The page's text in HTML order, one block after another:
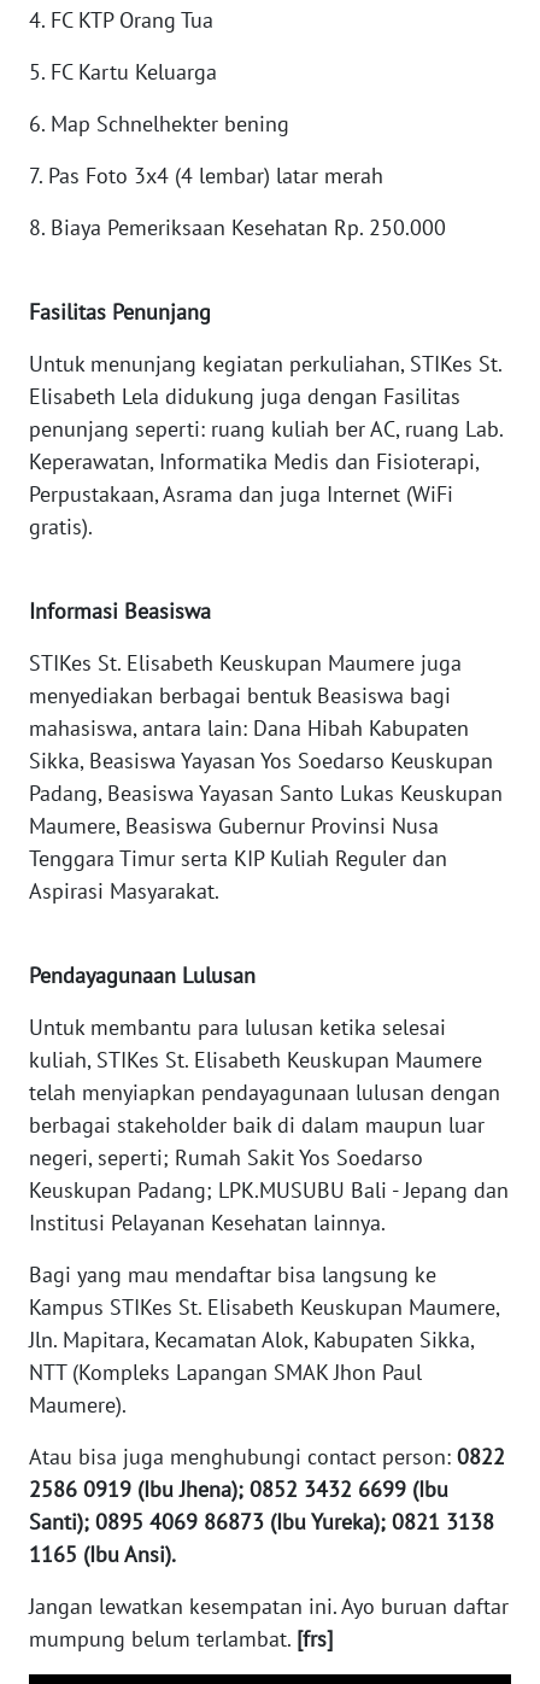
4. FC KTP Orang Tua
5. FC Kartu Keluarga
6. Map Schnelhekter bening
7. Pas Foto 3x4 (4 lembar) latar merah
8. Biaya Pemeriksaan Kesehatan Rp. 250.000
Fasilitas Penunjang
Untuk menunjang kegiatan perkuliahan, STIKes St.
Elisabeth Lela didukung juga dengan Fasilitas
penunjang seperti: ruang kuliah ber AC, ruang Lab.
Keperawatan, Informatika Medis dan Fisioterapi,
Perpustakaan, Asrama dan juga Internet (WiFi
gratis).
Informasi Beasiswa
STIKes St. Elisabeth Keuskupan Maumere juga
menyediakan berbagai bentuk Beasiswa bagi
mahasiswa, antara lain: Dana Hibah Kabupaten
Sikka, Beasiswa Yayasan Yos Soedarso Keuskupan
Padang, Beasiswa Yayasan Santo Lukas Keuskupan
Maumere, Beasiswa Gubernur Provinsi Nusa
Tenggara Timur serta KIP Kuliah Reguler dan
Aspirasi Masyarakat.
Pendayagunaan Lulusan
Untuk membantu para lulusan ketika selesai
kuliah, STIKes St. Elisabeth Keuskupan Maumere
telah menyiapkan pendayagunaan lulusan dengan
berbagai stakeholder baik di dalam maupun luar
negeri, seperti; Rumah Sakit Yos Soedarso
Keuskupan Padang; LPK.MUSUBU Bali - Jepang dan
Institusi Pelayanan Kesehatan lainnya.
Bagi yang mau mendaftar bisa langsung ke
Kampus STIKes St. Elisabeth Keuskupan Maumere,
Jln. Mapitara, Kecamatan Alok, Kabupaten Sikka,
NTT (Kompleks Lapangan SMAK Jhon Paul
Maumere).
Atau bisa juga menghubungi contact person: 0822
2586 0919 (Ibu Jhena); 0852 3432 6699 (Ibu
Santi); 0895 4069 86873 (Ibu Yureka); 0821 3138
1165 (Ibu Ansi).
Jangan lewatkan kesempatan ini. Ayo buruan daftar
mumpung belum terlambat. [frs]
SULTENG
WN
WN
WN
WN
SUMSEL
WN
BENGKULU
LAMPUNG
WN
JATENG
WN
NUSANTARA
JOGJA
JATIM
WN
BALI
WN
KALBAR
KALTENG
KALTARA
WN
KALSEL
KALTIM
WN
WN
GORONTALO